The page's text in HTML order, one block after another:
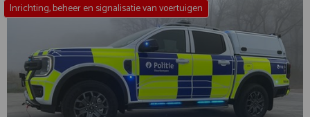
Inrichting, beheer en signalisatie van voertuigen